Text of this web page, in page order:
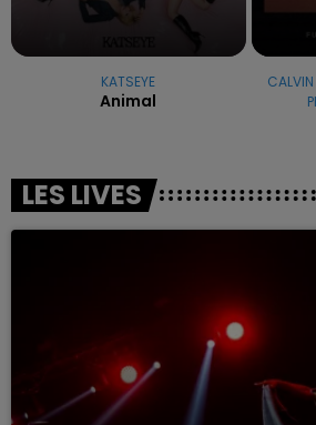
KATSEYE
Animal
LES LIVES